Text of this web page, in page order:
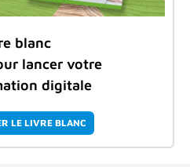
blanc
lancer votre
digitale
LE LIVRE BLANC